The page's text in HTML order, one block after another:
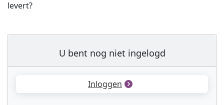
levert?
U bent nog niet ingelogd
Inloggen